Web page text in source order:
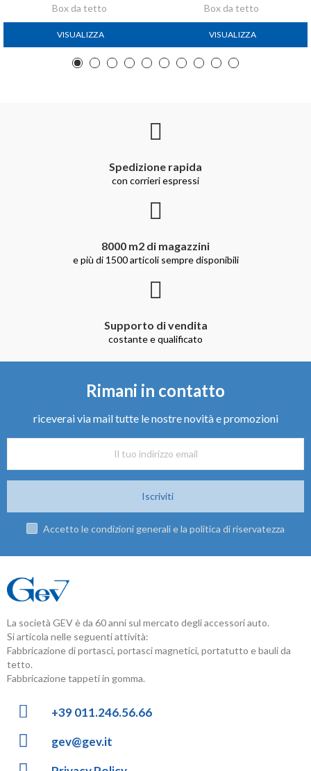
Box da tetto
VISUALIZZA
Box da tetto
VISUALIZZA
Spedizione rapida
con corrieri espressi
8000 m2 di magazzini
e più di 1500 articoli sempre disponibili
Supporto di vendita
costante e qualificato
Rimani in contatto
riceverai via mail tutte le nostre novità e promozioni
Iscriviti
Accetto le condizioni generali e la politica di riservatezza
La società GEV è da 60 anni sul mercato degli accessori auto.
Si articola nelle seguenti attività:
Fabbricazione di portasci, portasci magnetici, portatutto e bauli da
tetto.
Fabbricazione tappeti in gomma.
+39 011.246.56.66
gev@gev.it